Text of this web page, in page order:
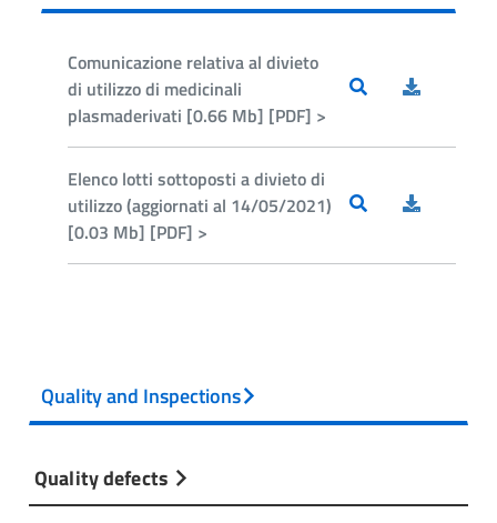
Comunicazione relativa al divieto
di utilizzo di medicinali
plasmaderivati [0.66 Mb] [PDF] >
Elenco lotti sottoposti a divieto di
utilizzo (aggiornati al 14/05/2021)
[0.03 Mb] [PDF] >
Quality and Inspections
Quality defects